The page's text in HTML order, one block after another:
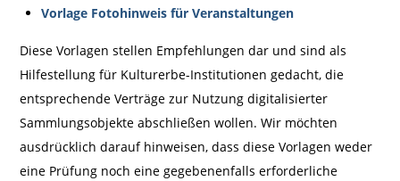
Vorlage Fotohinweis für Veranstaltungen
Diese Vorlagen stellen Empfehlungen dar und sind als
Hilfestellung für Kulturerbe-Institutionen gedacht, die
entsprechende Verträge zur Nutzung digitalisierter
Sammlungsobjekte abschließen wollen. Wir möchten
ausdrücklich darauf hinweisen, dass diese Vorlagen weder
eine Prüfung noch eine gegebenenfalls erforderliche